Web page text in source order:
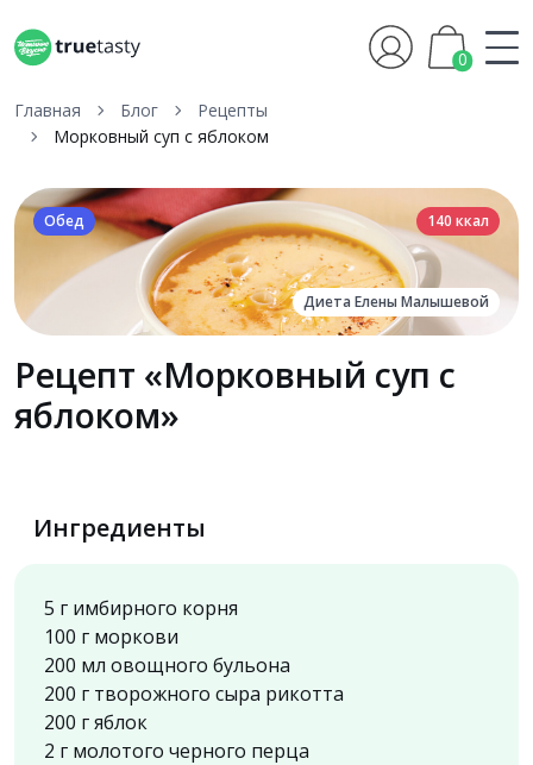
0
Главная Блог
Рецепты
Морковный суп с яблоком
140 ккал
Обед
Диета Елены Малышевой
Рецепт «Морковный суп с
яблоком»
Ингредиенты
5 г имбирного корня
100 г моркови
200 мл овощного бульона
200 г творожного сыра рикотта
200 г яблок
2 г молотого черного перца